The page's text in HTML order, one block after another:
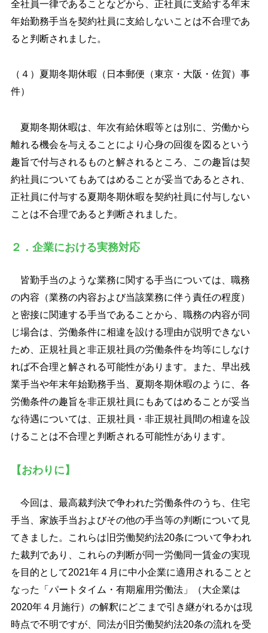
全社員一律であることなどから、正社員に支給する年末
年始勤務手当を契約社員に支給しないことは不合理であ
ると判断されました。
（４）夏期冬期休暇（日本郵便（東京・大阪・佐賀）事
件）
夏期冬期休暇は、年次有給休暇等とは別に、労働から
離れる機会を与えることにより心身の回復を図るという
趣旨で付与されるものと解されるところ、この趣旨は契
約社員についてもあてはめることが妥当であるとされ、
正社員に付与する夏期冬期休暇を契約社員に付与しない
ことは不合理であると判断されました。
２．企業における実務対応
皆勤手当のような業務に関する手当については、職務
の内容（業務の内容および当該業務に伴う責任の程度）
と密接に関連する手当であることから、職務の内容が同
じ場合は、労働条件に相違を設ける理由が説明できない
ため、正規社員と非正規社員の労働条件を均等にしなけ
れば不合理と解される可能性があります。また、早出残
業手当や年末年始勤務手当、夏期冬期休暇のように、各
労働条件の趣旨を非正規社員にもあてはめることが妥当
な待遇については、正規社員・非正規社員間の相違を設
けることは不合理と判断される可能性があります。
【おわりに】
今回は、最高裁判決で争われた労働条件のうち、住宅
手当、家族手当およびその他の手当等の判断について見
てきました。これらは旧労働契約法20条について争われ
た裁判であり、これらの判断が同一労働同一賃金の実現
を目的として2021年４月に中小企業に適用されることと
なった「パートタイム・有期雇用労働法」（大企業は
2020年４月施行）の解釈にどこまで引き継がれるかは現
時点で不明ですが、同法が旧労働契約法20条の流れを受